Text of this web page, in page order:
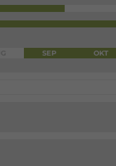
SEP OKT